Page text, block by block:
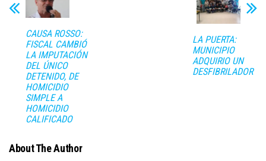
CAUSA ROSSO:
FISCAL CAMBIÓ
LA IMPUTACIÓN
DEL ÚNICO
DETENIDO, DE
HOMICIDIO
SIMPLE A
HOMICIDIO
CALIFICADO
LA PUERTA:
MUNICIPIO
ADQUIRIO UN
DESFIBRILADOR
About The Author